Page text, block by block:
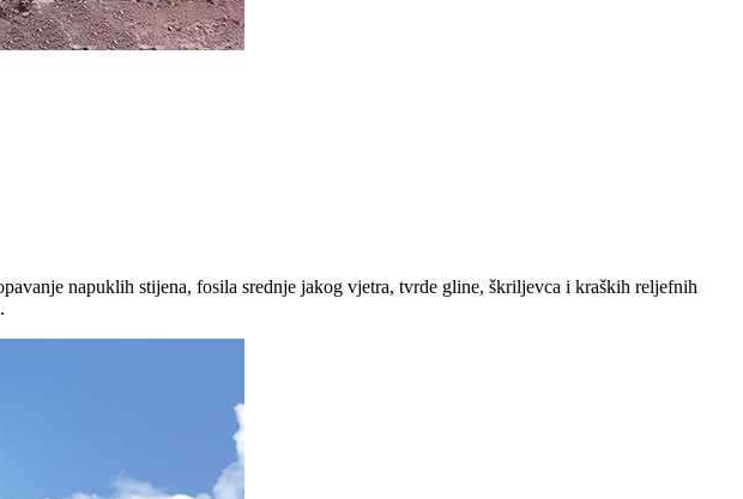
napuklih stijena, fosila srednje jakog vjetra, tvrde gline, škriljevca i kraških reljefnih